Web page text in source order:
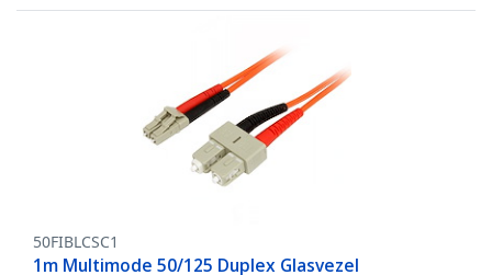
50FIBLCSC1
1m Multimode 50/125 Duplex Glasvezel